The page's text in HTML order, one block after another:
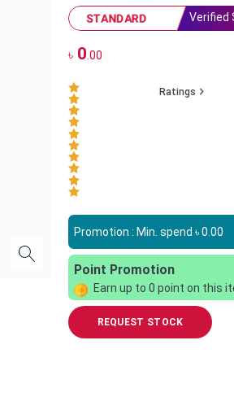
STANDARD
Verified
৳0 .00
Ratings
Promotion : Min. spend ৳0.00
Point Promotion
Earn up to 0 point on this
REQUEST STOCK